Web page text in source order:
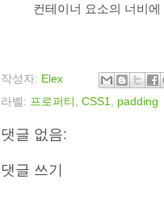
컨테이너 요소의 너비
작성자: Elex
라벨: 프로퍼티 , CSS1, padding
댓글 없음:
댓글 쓰기